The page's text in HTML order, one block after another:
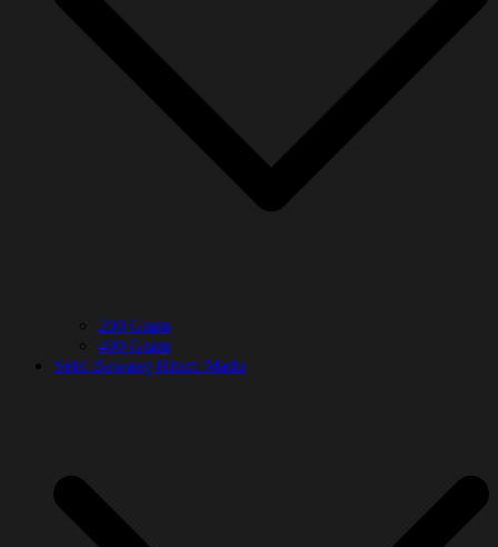
200 Gram
400 Gram
Selai Bawang Hitam Madu